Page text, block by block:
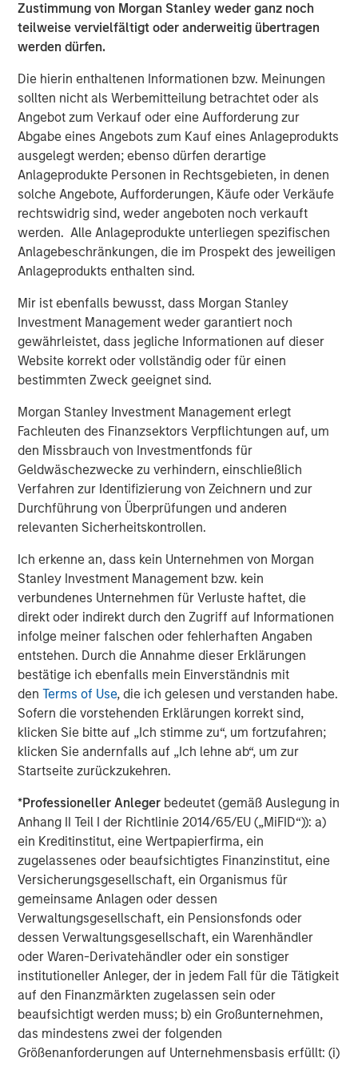
Zustimmung von Morgan Stanley weder ganz noch
teilweise vervielfältigt oder anderweitig übertragen
werden dürfen.
Die hierin enthaltenen Informationen bzw. Meinungen
sollten nicht als Werbemitteilung betrachtet oder als
Angebot zum Verkauf oder eine Aufforderung zur
Abgabe eines Angebots zum Kauf eines Anlageprodukts
ausgelegt werden; ebenso dürfen derartige
Anlageprodukte Personen in Rechtsgebieten, in denen
solche Angebote, Aufforderungen, Käufe oder Verkäufe
rechtswidrig sind, weder angeboten noch verkauft
werden. Alle Anlageprodukte unterliegen spezifischen
Anlagebeschränkungen, die im Prospekt des jeweiligen
Anlageprodukts enthalten sind.
Mir ist ebenfalls bewusst, dass Morgan Stanley
Investment Management weder garantiert noch
gewährleistet, dass jegliche Informationen auf dieser
Website korrekt oder vollständig oder für einen
bestimmten Zweck geeignet sind.
Morgan Stanley Investment Management erlegt
Fachleuten des Finanzsektors Verpflichtungen auf, um
den Missbrauch von Investmentfonds für
Geldwäschezwecke zu verhindern, einschließlich
Verfahren zur Identifizierung von Zeichnern und zur
Durchführung von Überprüfungen und anderen
relevanten Sicherheitskontrollen.
Ich erkenne an, dass kein Unternehmen von Morgan
Stanley Investment Management bzw. kein
verbundenes Unternehmen für Verluste haftet, die
direkt oder indirekt durch den Zugriff auf Informationen
infolge meiner falschen oder fehlerhaften Angaben
entstehen. Durch die Annahme dieser Erklärungen
bestätige ich ebenfalls mein Einverständnis mit
denTerms of Use, die ich gelesen und verstanden habe.
Sofern die vorstehenden Erklärungen korrekt sind,
klicken Sie bitte auf „Ich stimme zu“, um fortzufahren;
klicken Sie andernfalls auf „Ich lehne ab“, um zur
Startseite zurückzukehren.
*Professioneller Anleger bedeutet (gemäß Auslegung in
Anhang II Teil I der Richtlinie 2014/65/EU („MiFID“)): a)
ein Kreditinstitut, eine Wertpapierfirma, ein
zugelassenes oder beaufsichtigtes Finanzinstitut, eine
Versicherungsgesellschaft, ein Organismus für
gemeinsame Anlagen oder dessen
Verwaltungsgesellschaft, ein Pensionsfonds oder
dessen Verwaltungsgesellschaft, ein Warenhändler
oder Waren-Derivatehändler oder ein sonstiger
institutioneller Anleger, der in jedem Fall für die Tätigkeit
auf den Finanzmärkten zugelassen sein oder
beaufsichtigt werden muss; b) ein Großunternehmen,
das mindestens zwei der folgenden
Größenanforderungen auf Unternehmensbasis erfüllt: (i)
Past performance is no guarantee of future results.The returns
referred to in the video are those of representative indices and
are not meant to depict the performance of a specific
investment.
Risk Considerations
Diversification does not eliminate the risk of loss.
There is no assurance that a portfolio will achieve its investment
objective. Portfolios are subject tomarket risk, which is the
possibility that the market values of securities owned by the
portfolio will decline and that the value of portfolio shares may
therefore be less than what you paid for them. Market values
can change daily due to economic and other events (e.g.,
natural disasters, health crises, terrorism, conflicts, and social
unrest) that affect markets, countries, companies or
governments. It is difficult to predict the timing, duration, and
potential adverse effects (e.g., portfolio liquidity) of events.
Accordingly, you can lose money investing in a portfolio.Fixed-
income securitiesare subject to the ability of an issuer to make
timely principal and interest payments (credit risk), changes in
interest rates (interest rate risk), the creditworthiness of the
issuer and general market liquidity (market risk). In a rising
interest-rate environment, bond prices may fall and may result
in periods of volatility and increased portfolio redemptions. In a
declining interest-rate environment, the portfolio may generate
less income. Longer-term securitiesmay be more sensitive to
interest rate changes. Mortgage- and asset-backed securities
are sensitive to early prepayment risk and a higher risk of
default and may be hard to value and difficult to sell (liquidity
risk). They are also subject to credit, market and interest rate
risks. Investments ratedbelow investment grade
volatility and illiquidity than higher rated investments.
There is no guarantee that any investment strategy will work
under all market conditions, and each investor should evaluate
their ability to invest for the long-term, especially during periods
of downturn in the market.
A separately managed account may not be appropriate for all
investors. Separate accounts managed according to the
particular strategy may include securities that may not
necessarily track the performance of a particular index. Please
consider the investment objectives, risks and fees of the
Strategy carefully before investing. A minimum asset level is
required. For important information about the investment
managers, please refer to Form ADV Part 2.
The views and opinions and/or analysis expressed are those of
of this material and are subject to change at any time without
notice due to market or economic conditions and may not
necessarily come to pass.
This material has been prepared on the basis of publicly
available information, internally developed data and other third-
party sources believed to be reliable. However, no assurances
are provided regarding the reliability of such information and the
Firm has not sought to independently verify information taken
from public and third-party sources.
This material is a general communication, which is not impartial
and all information provided has been prepared solely for
informational and educational purposes and does not constitute
an offer or a recommendation to buy or sell any particular
security or to adopt any specific investment strategy. The
information herein has not been based on a consideration of any
individual investor circumstances and is not investment advice,
nor should it be construed in any way as tax, accounting, legal
or regulatory advice. To that end, investors should seek